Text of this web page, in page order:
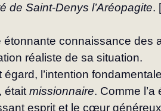
de Saint-Denys l’Aréopagite.
étonnante connaissance des
réaliste de sa situation.
égard, l’intention
était missionnaire. Comme l’a
es­prit et le cœur